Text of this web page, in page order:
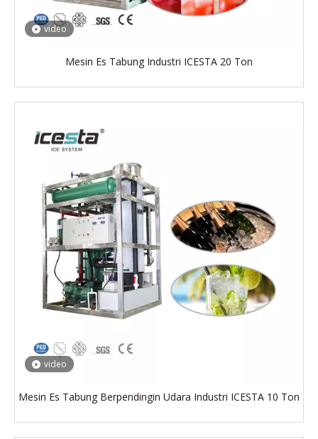
video
Mesin Es Tabung Industri ICESTA 20 Ton
video
Mesin Es Tabung Berpendingin Udara Industri ICESTA 10 Ton